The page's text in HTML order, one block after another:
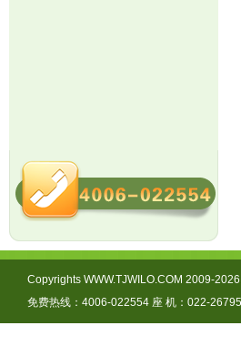
Copyrights WWW.TJWILO.COM 2009-
免费热线：4006-022554 座 机：022-